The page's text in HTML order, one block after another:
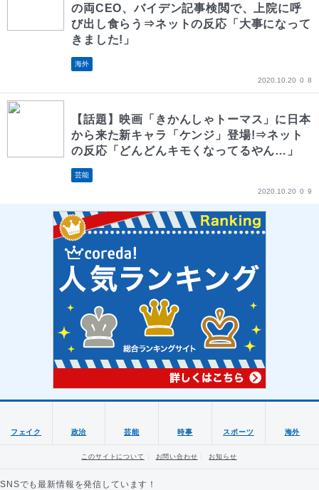
の両CEO、バイデン記事検閲で、上院に呼
び出し食らう⇒ネットの反応「大事になって
きました!」
海外
2020.10.20 0 8
【話題】映画「きかんしゃトーマス」に日本
から来た新キャラ「ケンジ」登場!⇒ネット
の反応「どんどんキモくなってるやん…」
芸能
2020.10.20 0 9
フェイク 政治 芸能 時事 スポーツ 海外
このサイトについて お問い合わせ お知らせ
SNSでも最新情報を発信しています！